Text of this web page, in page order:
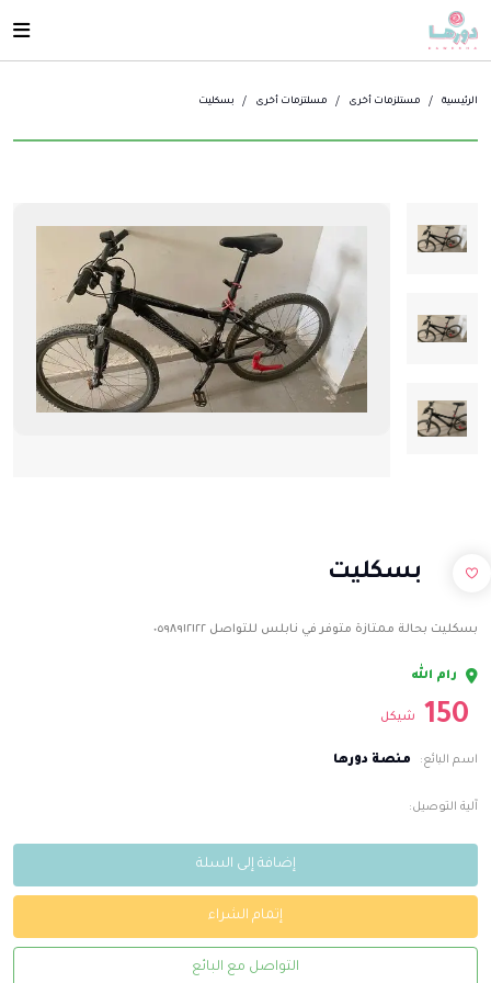
الرئيسية مستلزمات أخرى مسلتزمات أخرى بسكليت
بسكليت
بسكليت بحالة ممتازة متوفر في نابلس للتواصل ٠٥٩٨٩١٢١٢٢
رام الله
150 شيكل
اسم البائع: منصة دورها
آلية التوصيل:
إضافة إلى السلة
إتمام الشراء
التواصل مع البائع